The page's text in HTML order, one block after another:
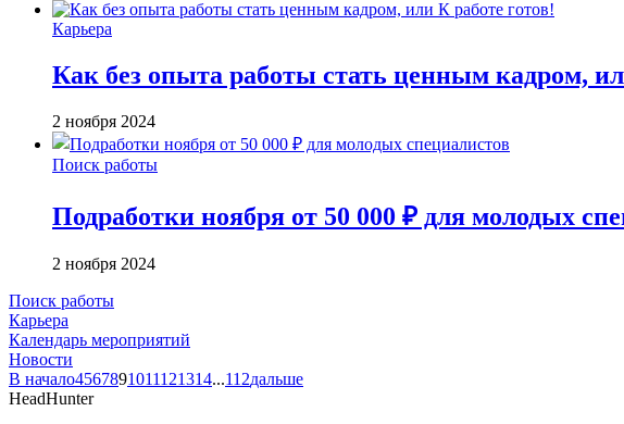
Карьера
Как без опыта работы стать ценным кадром,
2 ноября 2024
Поиск работы
Подработки ноября от 50 000 ₽ для молодых
2 ноября 2024
Поиск работы
Карьера
Календарь мероприятий
Новости
В начало4567891011121314...112дальше
HeadHunter